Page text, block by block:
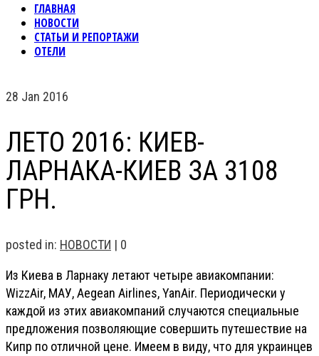
ГЛАВНАЯ
НОВОСТИ
СТАТЬИ И РЕПОРТАЖИ
ОТЕЛИ
28 Jan 2016
ЛЕТО 2016: КИЕВ-
ЛАРНАКА-КИЕВ ЗА 3108
ГРН.
posted in: НОВОСТИ | 0
Из Киева в Ларнаку летают четыре авиакомпании:
WizzAir, МАУ, Aegean Airlines, YanAir. Периодически у
каждой из этих авиакомпаний случаются специальные
предложения позволяющие совершить путешествие на
Кипр по отличной цене. Имеем в виду, что для украинцев